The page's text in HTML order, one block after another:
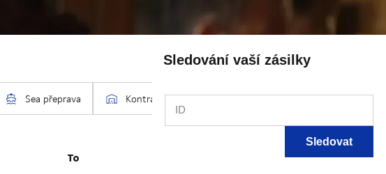
Sledování vaší zásilky
ID
Sledovat